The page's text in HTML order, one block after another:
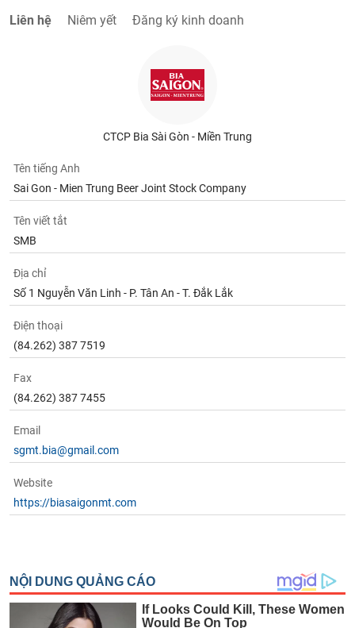
Liên hệ Niêm yết Đăng ký kinh doanh
CTCP Bia Sài Gòn - Miền Trung
Tên tiếng Anh
Sai Gon - Mien Trung Beer Joint Stock Company
Tên viết tắt
SMB
Địa chỉ
Số 1 Nguyễn Văn Linh - P. Tân An - T. Đắk Lắk
Điện thoại
(84.262) 387 7519
Fax
(84.262) 387 7455
Email
sgmt.bia@gmail.com
Website
https://biasaigonmt.com